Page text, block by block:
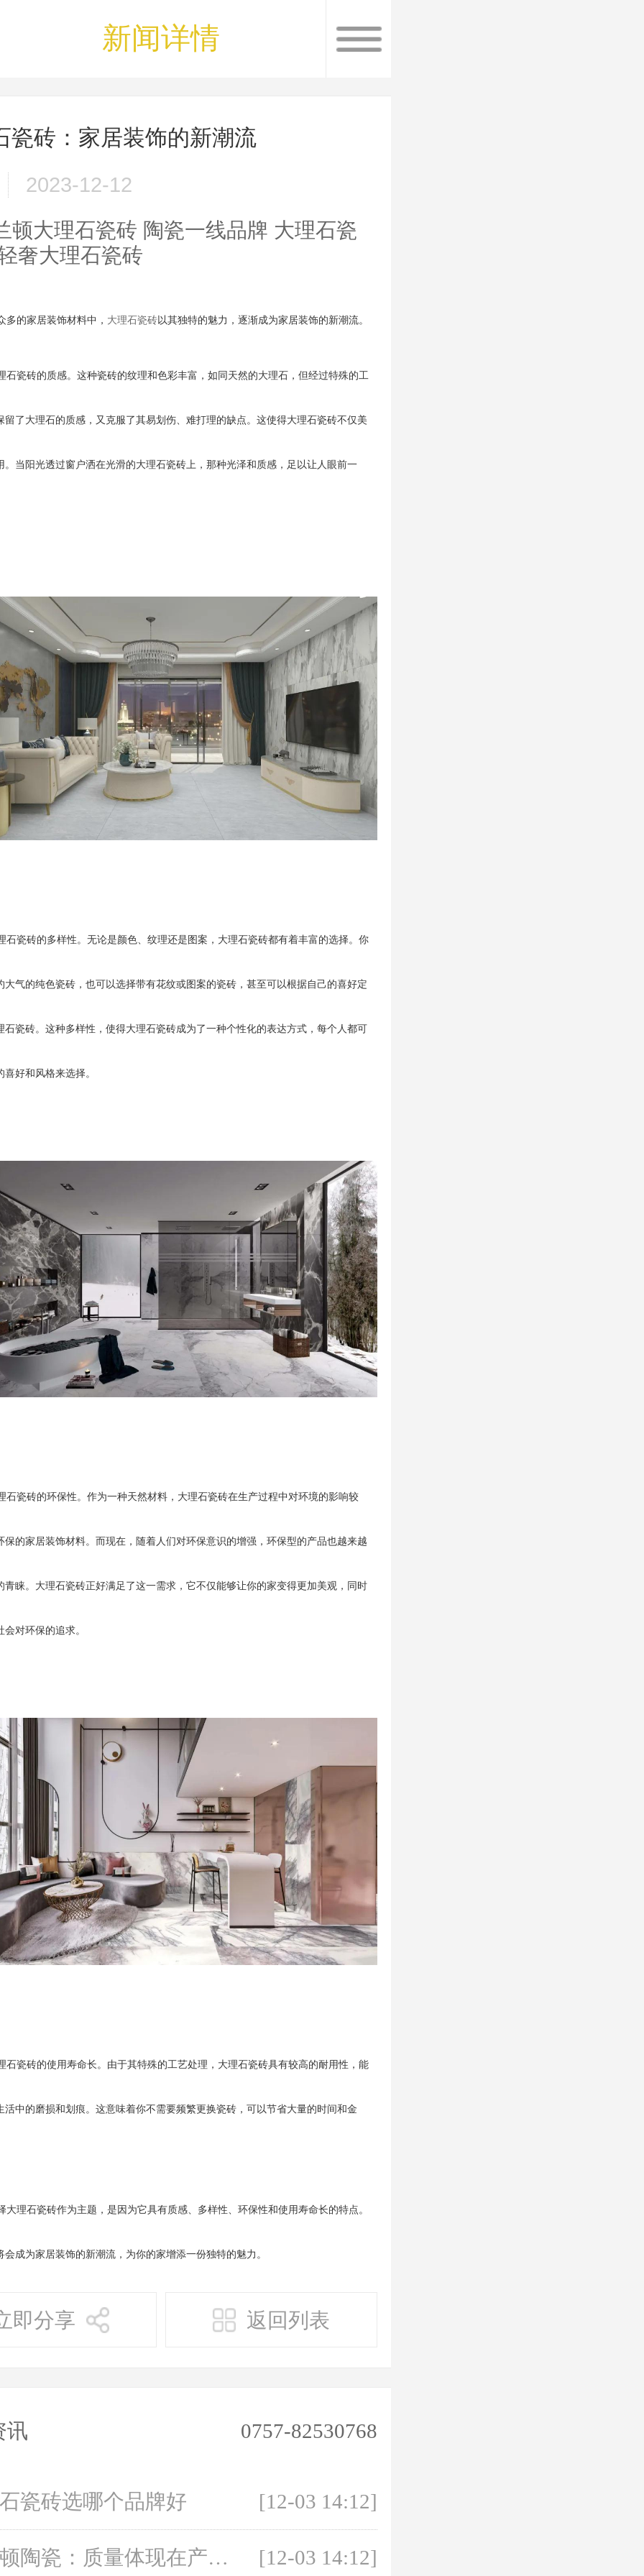
新闻详情
瓷砖：家居装饰的新潮流
2023-12-12
顿大理石瓷砖 陶瓷一线品牌 大理石瓷
奢大理石瓷砖
多的家居装饰材料中， 大理石瓷砖以其独特的魅力，逐渐成为家居装饰的新潮流。
石瓷砖的质感。这种瓷砖的纹理和色彩丰富，如同天然的大理石，但经过特殊的工
留了大理石的质感，又克服了其易划伤、难打理的缺点。这使得大理石瓷砖不仅美
。当阳光透过窗户洒在光滑的大理石瓷砖上，那种光泽和质感，足以让人眼前一
石瓷砖的多样性。无论是颜色、纹理还是图案，大理石瓷砖都有着丰富的选择。你
大气的纯色瓷砖，也可以选择带有花纹或图案的瓷砖，甚至可以根据自己的喜好定
石瓷砖。这种多样性，使得大理石瓷砖成为了一种个性化的表达方式，每个人都可
好和风格来选择。
石瓷砖的环保性。作为一种天然材料，大理石瓷砖在生产过程中对环境的影响较
保的家居装饰材料。而现在，随着人们对环保意识的增强，环保型的产品也越来越
青睐。大理石瓷砖正好满足了这一需求，它不仅能够让你的家变得更加美观，同时
对环保的追求。
石瓷砖的使用寿命长。由于其特殊的工艺处理，大理石瓷砖具有较高的耐用性，能
活中的磨损和划痕。这意味着你不需要频繁更换瓷砖，可以节省大量的时间和金
大理石瓷砖作为主题，是因为它具有质感、多样性、环保性和使用寿命长的特点。
会成为家居装饰的新潮流，为你的家增添一份独特的魅力。
即分享 返回列表
讯 0757-82530768
瓷砖选哪个品牌好 [12-03 14:12]
布兰顿陶瓷：质量体现在产品的方方面面 [12-03 14:12]